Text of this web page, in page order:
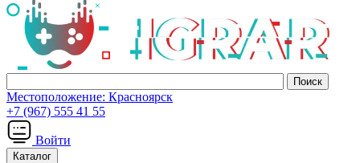
Местоположение: Красноярск
+7 (967) 555 41 55
Войти
Каталог